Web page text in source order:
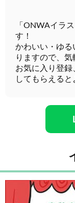
「ONWAイラ
す！
かわいい・ゆる
りますので、気
お気に入り登
してもらえると